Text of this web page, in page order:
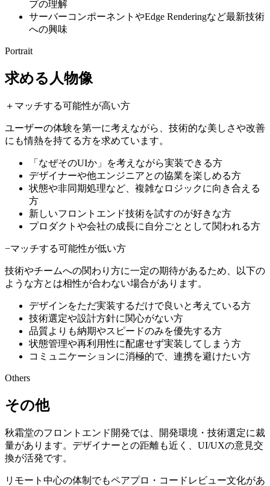
プの理解
サーバーコンポーネントやEdge Renderingなど最新技術
への興味
Portrait
求める人物像
＋ マッチする可能性が高い方
ユーザーの体験を第一に考えながら、技術的な美しさや改善
にも情熱を持てる方を求めています。
「なぜそのUIか」を考えながら実装できる方
デザイナーや他エンジニアとの協業を楽しめる方
状態や非同期処理など、複雑なロジックに向き合える
方
新しいフロントエンド技術を試すのが好きな方
プロダクトや会社の成長に自分ごととして関われる方
−マッチする可能性が低い方
技術やチームへの関わり方に一定の期待があるため、以下の
ような方とは相性が合わない場合があります。
デザインをただ実装するだけで良いと考えている方
技術選定や設計方針に関心がない方
品質よりも納期やスピードのみを優先する方
状態管理や再利用性に配慮せず実装してしまう方
コミュニケーションに消極的で、連携を避けたい方
Others
その他
秋霜堂のフロントエンド開発では、開発環境・技術選定に裁
量があります。デザイナーとの距離も近く、UI/UXの意見交
換が活発です。
リモート中心の体制でもペアプロ・コードレビュー文化があ